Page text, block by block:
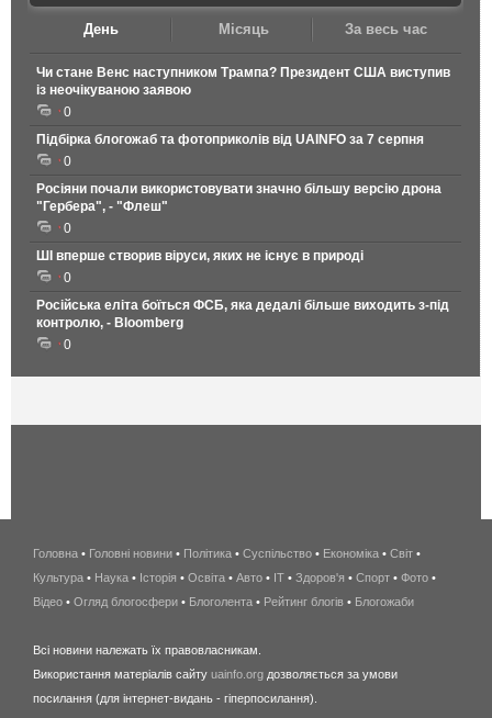
День Місяць За весь час
Чи стане Венс наступником Трампа? Президент США виступив
із неочікуваною заявою
0
Підбірка блогожаб та фотоприколів від UAINFO за 7 серпня
0
Росіяни почали використовувати значно більшу версію дрона
"Гербера", - "Флеш"
0
ШІ вперше створив віруси, яких не існує в природі
0
Російська еліта боїться ФСБ, яка дедалі більше виходить з-під
контролю, - Bloomberg
0
беспроводной
интернет
киев
wimax
Головна • Головні новини • Політика • Суспільство • Економіка • Світ •
Культура • Наука • Історія • Освіта • Авто • IT • Здоров'я • Спорт • Фото •
Відео • Огляд блогосфери • Блоголента • Рейтинг блогів • Блогожаби
Всі новини належать їх правовласникам.
Використання матеріалів сайту uainfo.org дозволяється за умови
посилання (для інтернет-видань - гіперпосилання).